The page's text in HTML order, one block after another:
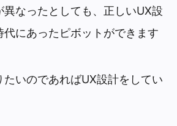
異なったとしても、正しいUX設
代にあったピボットができます
たいのであればUX設計をしてい